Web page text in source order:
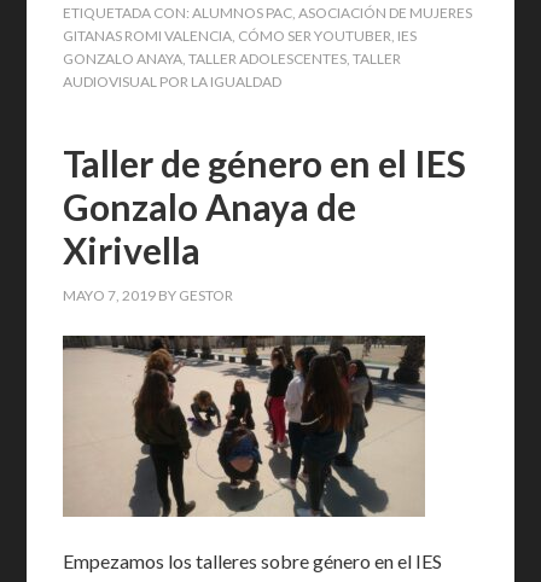
ETIQUETADA CON:ALUMNOS PAC,ASOCIACIÓN DE MUJERES
GITANAS ROMI VALENCIA, CÓMO SER YOUTUBER, IES
GONZALO ANAYA,TALLER ADOLESCENTES,TALLER
AUDIOVISUAL POR LA IGUALDAD
Taller de género en el IES
Gonzalo Anaya de
Xirivella
MAYO 7, 2019 BY GESTOR
Empezamos los talleres sobre género en el IES